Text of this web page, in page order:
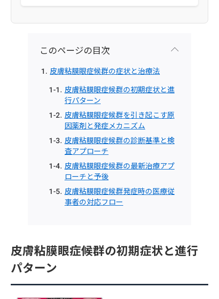
このページの目次
皮膚粘膜眼症候群の症状と治療法
皮膚粘膜眼症候群の初期症状と進
行パターン
皮膚粘膜眼症候群を引き起こす原
因薬剤と発症メカニズム
皮膚粘膜眼症候群の診断基準と検
査アプローチ
皮膚粘膜眼症候群の最新治療アプ
ローチと予後
皮膚粘膜眼症候群発症時の医療従
事者の対応フロー
皮膚粘膜眼症候群の初期症状と進行
パターン